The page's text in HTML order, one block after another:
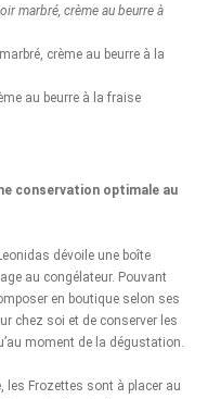
marbré, crème au beurre à
crème au beurre à la
au beurre à la fraise
conservation optimale au
dévoile une boîte
au congélateur. Pouvant
en boutique selon ses
chez soi et de conserver les
moment de la dégustation.
les Frozettes sont à placer au